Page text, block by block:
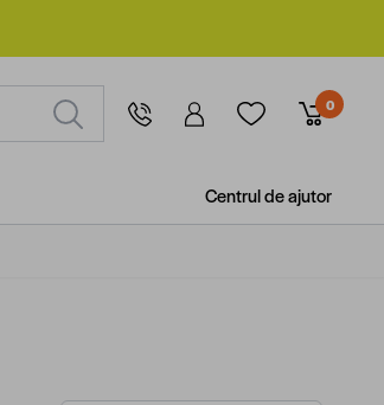
0
Centrul de ajutor